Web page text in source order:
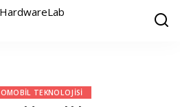
TEKNOLOJISI